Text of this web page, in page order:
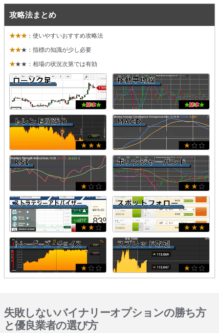
攻略法まとめ
★★★ ：使いやすいおすすめ攻略法
★★★：指標の知識が少し必要
★★★：相場の状況次第では有効
失敗しないバイナリーオプションの勝ち方
と優良業者の選び方